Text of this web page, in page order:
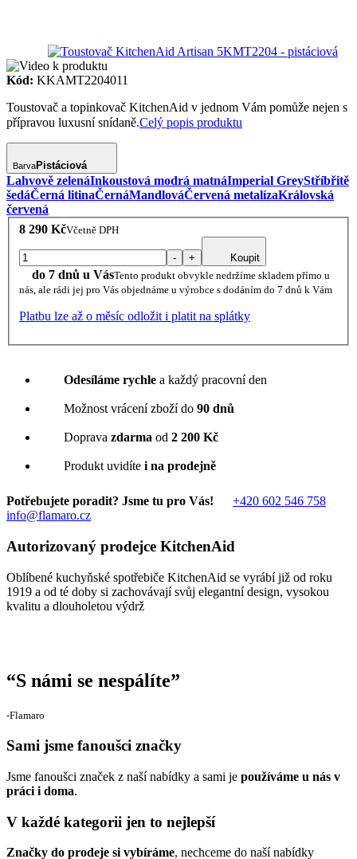
Kód: KKAMT2204011
Toustovač a topinkovač KitchenAid v jednom Vám pomůže nejen s
přípravou luxusní snídaně.Celý popis produktu
BarvaPistáciová
Lahvově zelenáInkoustová modrá matnáImperial GreyStříbřitě
šedáČerná litinaČernáMandlováČervená metalízaKrálovská
červená
8 290 KčVčetně DPH
- + Koupit
do 7 dnů u VásTento produkt obvykle nedržíme skladem přímo u
nás, ale rádi jej pro Vás objednáme u výrobce s dodáním do 7 dnů k Vám
Platbu lze až o měsíc odložit i platit na splátky
Odesíláme rychle a každý pracovní den
Možnost vrácení zboží do 90 dnů
Doprava zdarma od 2 200 Kč
Produkt uvidíte i na prodejně
Potřebujete poradit? Jsme tu pro Vás!
+420 602 546 758
info@flamaro.cz
Autorizovaný prodejce KitchenAid
Oblíbené kuchyňské spotřebiče KitchenAid se vyrábí již od roku
1919 a od té doby si zachovávají svůj elegantní design, vysokou
kvalitu a dlouholetou výdrž
“S námi se nespálíte”
‐Flamaro
Sami jsme fanoušci značky
Jsme fanoušci značek z naší nabídky a sami je používáme u nás v
práci i doma.
V každé kategorii jen to nejlepší
Značky do prodeje si vybíráme, nechceme do naší nabídky